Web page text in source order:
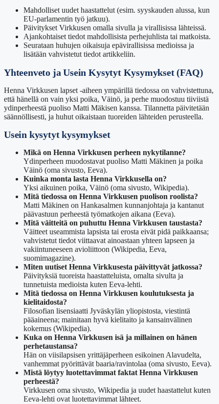
Mahdolliset uudet haastattelut (esim. syyskauden alussa, kun
EU-parlamentin työ jatkuu).
Päivitykset Virkkusen omalla sivulla ja virallisissa lähteissä.
Ajankohtaiset tiedot mahdollisista perhejuhlista tai matkoista.
Seurataan huhujen oikaisuja epävirallisissa medioissa ja
lisätään vahvistetut tiedot artikkeliin.
Yhteenveto ja Usein Kysytyt Kysymykset (FAQ)
Henna Virkkusen lapset -aiheen ympärillä tiedossa on vahvistettuna,
että hänellä on vain yksi poika, Väinö, ja perhe muodostuu tiiviistä
ydinperheestä puoliso Matti Mäkisen kanssa. Tilannetta päivitetään
säännöllisesti, ja huhut oikaistaan tuoreiden lähteiden perusteella.
Usein kysytyt kysymykset
Mikä on Henna Virkkusen perheen nykytilanne?
Ydinperheen muodostavat puoliso Matti Mäkinen ja poika
Väinö (oma sivusto, Eeva).
Kuinka monta lasta Henna Virkkusella on?
Yksi aikuinen poika, Väinö (oma sivusto, Wikipedia).
Mitä tiedossa on Henna Virkkusen puolison roolista?
Matti Mäkinen on Hankasalmen kunnanjohtaja ja kantanut
päävastuun perheestä työmatkojen aikana (Eeva).
Mitä väitteitä on puhuttu Henna Virkkusen taustasta?
Väitteet useammista lapsista tai erosta eivät pidä paikkaansa;
vahvistetut tiedot viittaavat ainoastaan yhteen lapseen ja
vakiintuneeseen avioliittoon (Wikipedia, Eeva,
suomimagazine).
Miten uutiset Henna Virkkusesta päivittyvät jatkossa?
Päivityksiä tuoreista haastatteluista, omalta sivulta ja
tunnetuista medioista kuten Eeva-lehti.
Mitä tiedossa on Henna Virkkusen koulutuksesta ja
kielitaidosta?
Filosofian lisensiaatti Jyväskylän yliopistosta, viestintä
pääaineena; mainitaan hyvä kielitaito ja kansainvälinen
kokemus (Wikipedia).
Kuka on Henna Virkkusen isä ja millainen on hänen
perhetaustansa?
Hän on viisilapsisen yrittäjäperheen esikoinen Alavudelta,
vanhemmat pyörittävät baaria/ravintolaa (oma sivusto, Eeva).
Mistä löytyy luotettavimmat faktat Henna Virkkusen
perheestä?
Virkkusen oma sivusto, Wikipedia ja uudet haastattelut kuten
Eeva-lehti ovat luotettavimmat lähteet.